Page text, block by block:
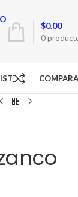
0
$0.00